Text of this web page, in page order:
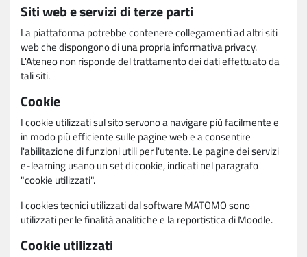
Siti web e servizi di terze parti
La piattaforma potrebbe contenere collegamenti ad altri siti
web che dispongono di una propria informativa privacy.
L'Ateneo non risponde del trattamento dei dati effettuato da
tali siti.
Cookie
I cookie utilizzati sul sito servono a navigare più facilmente e
in modo più efficiente sulle pagine web e a consentire
l'abilitazione di funzioni utili per l'utente. Le pagine dei servizi
e-learning usano un set di cookie, indicati nel paragrafo
"cookie utilizzati".
I cookies tecnici utilizzati dal software MATOMO sono
utilizzati per le finalità analitiche e la reportistica di Moodle.
Cookie utilizzati